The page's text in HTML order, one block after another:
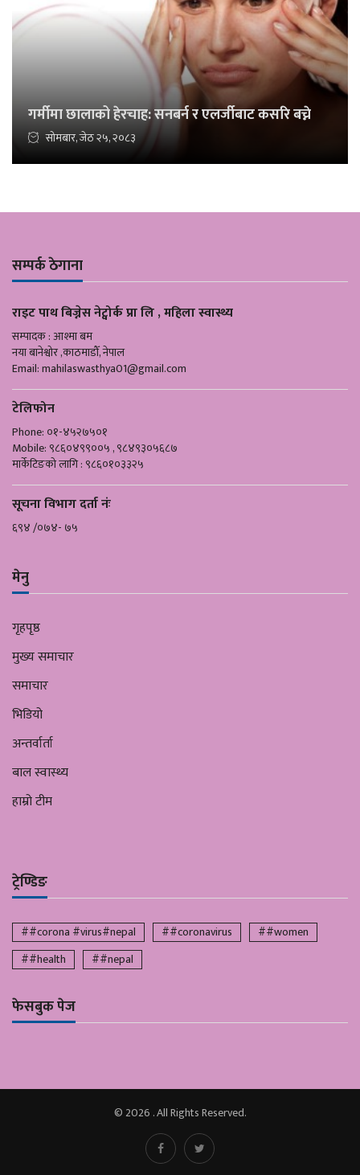
गर्मीमा छालाको हेरचाह: सनबर्न र एलर्जीबाट कसरि बच्ने
सोमबार, जेठ २५, २०८३
सम्पर्क ठेगाना
राइट पाथ बिज्नेस नेट्वोर्क प्रा लि , महिला स्वास्थ्य
सम्पादक : आश्मा बम
नया बानेश्वोर ,काठमाडौँ, नेपाल
Email:mahilaswasthya01@gmail.com
टेलिफोन
Phone: ०१-४५२७५०१
Mobile: ९८६०४९९००५ , ९८४९३०५६८७
मार्केटिङको लागि : ९८६०१०३३२५
सूचना विभाग दर्ता नंः
६९४ /०७४- ७५
मेनु
गृहपृष्ठ
मुख्य समाचार
समाचार
भिडियो
अन्तर्वार्ता
बाल स्वास्थ्य
हाम्रो टीम
ट्रेण्डिङ
##corona #virus#nepal ##coronavirus
##women
##health
##nepal
फेसबुक पेज
© 2026 . All Rights Reserved.